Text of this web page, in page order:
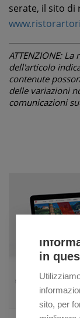
serate, il sito di
ATTENZIONE:
dell'articolo
contenute
delle variazioni
comunicazioni
in
sito, per